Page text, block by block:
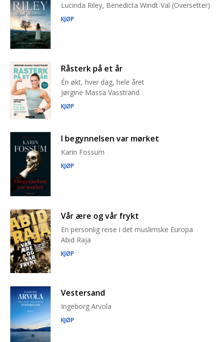
Lucinda Riley, Benedicta Windt-Val (Oversetter)
KJØP
Råsterk på et år
Én økt, hver dag, hele året
Jørgine Massa Vasstrand
KJØP
I begynnelsen var mørket
Karin Fossum
KJØP
Vår ære og vår frykt
En personlig reise i det muslimske Europa
Abid Raja
KJØP
Vestersand
Ingeborg Arvola
KJØP